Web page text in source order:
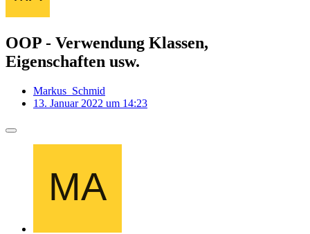
OOP - Verwendung Klassen,
Eigenschaften usw.
Markus_Schmid
13. Januar 2022 um 14:23